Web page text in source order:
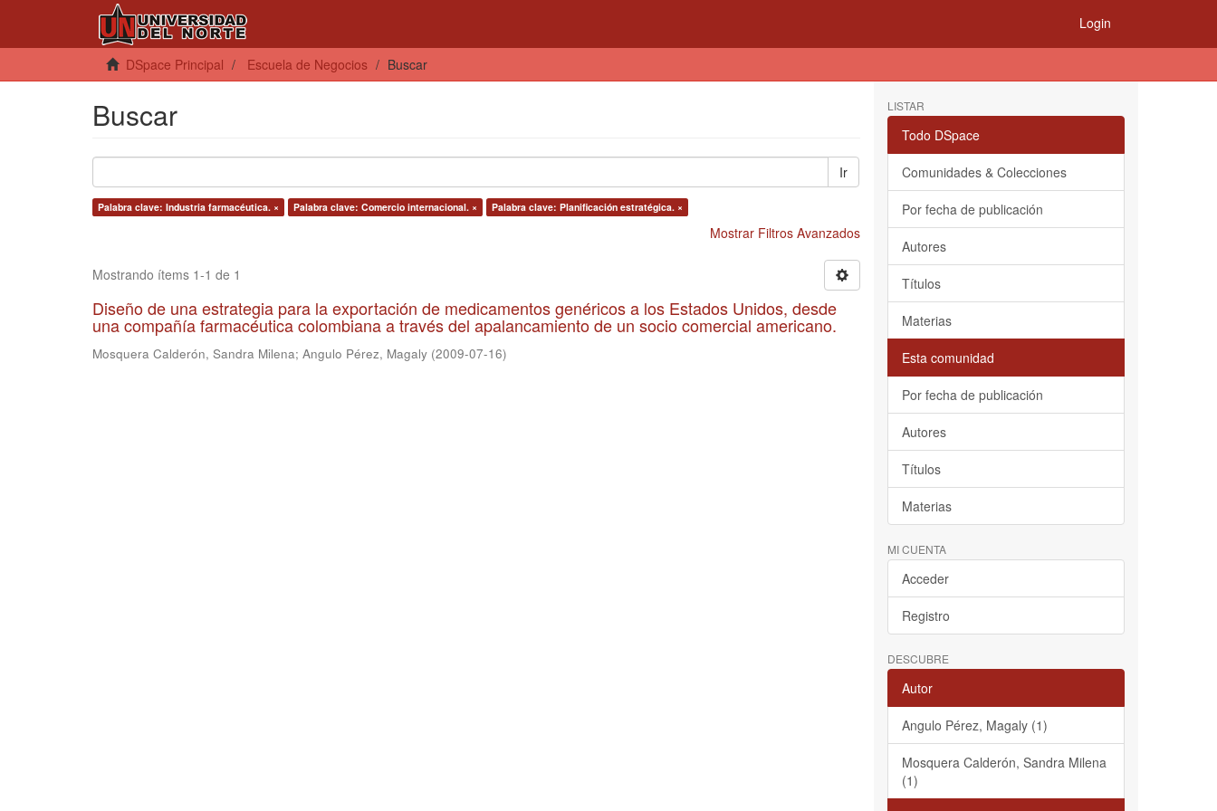
Login
DSpace Principal Escuela de Negocios Buscar
Buscar
Ir
Palabra clave: Industria farmacéutica. × Palabra clave: Comercio internacional. × Palabra clave: Planificación estratégica. ×
Mostrar Filtros Avanzados
Mostrando ítems 1-1 de 1
Diseño de una estrategia para la exportación de medicamentos genéricos a los Estados Unidos, desde
una compañía farmacéutica colombiana a través del apalancamiento de un socio comercial americano.
Mosquera Calderón, Sandra Milena; Angulo Pérez, Magaly (2009-07-16)
LISTAR
Todo DSpace
Comunidades & Colecciones
Por fecha de publicación
Autores
Títulos
Materias
Esta comunidad
Por fecha de publicación
Autores
Títulos
Materias
MI CUENTA
Acceder
Registro
DESCUBRE
Autor
Angulo Pérez, Magaly (1)
Mosquera Calderón, Sandra Milena
(1)